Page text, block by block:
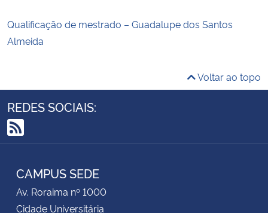
Qualificação de mestrado – Guadalupe dos Santos
Almeida
Voltar ao topo
REDES SOCIAIS:
RSS
CAMPUS SEDE
Av. Roraima nº 1000
Cidade Universitária